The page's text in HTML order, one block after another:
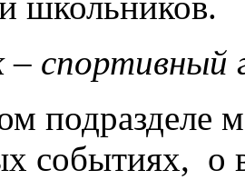
спортивный
событиях, о